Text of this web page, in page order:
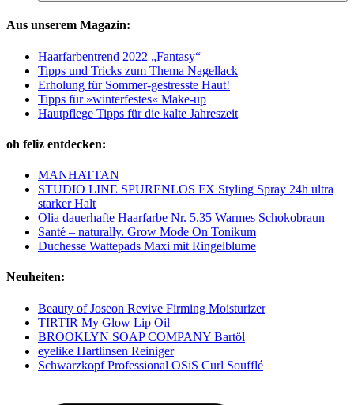
Aus unserem Magazin:
Haarfarbentrend 2022 „Fantasy“
Tipps und Tricks zum Thema Nagellack
Erholung für Sommer-gestresste Haut!
Tipps für »winterfestes« Make-up
Hautpflege Tipps für die kalte Jahreszeit
oh feliz entdecken:
MANHATTAN
STUDIO LINE SPURENLOS FX Styling Spray 24h ultra
starker Halt
Olia dauerhafte Haarfarbe Nr. 5.35 Warmes Schokobraun
Santé – naturally. Grow Mode On Tonikum
Duchesse Wattepads Maxi mit Ringelblume
Neuheiten:
Beauty of Joseon Revive Firming Moisturizer
TIRTIR My Glow Lip Oil
BROOKLYN SOAP COMPANY Bartöl
eyelike Hartlinsen Reiniger
Schwarzkopf Professional OSiS Curl Soufflé